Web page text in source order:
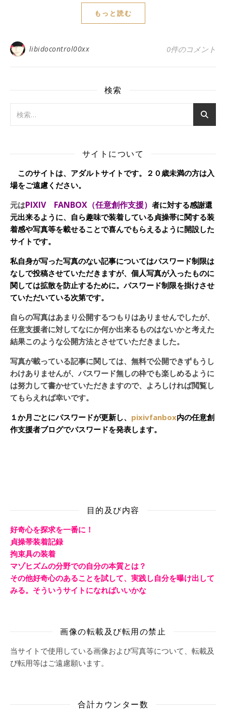
もっと読む
libidocontrol00xx 0件のコメント
検索
サイトについて
このサイトは、アダルトサイトです。２０歳未満の方は入
場をご遠慮ください。
元はPIXIV FANBOX（任意創作支援） 者に対する感謝還
元出来るように、自ら趣味で装着している貞操帯に関する装
着感や写真等を載せることで喜んでもらえるように開設した
サイトです。
私自身が写った写真のない記事についてはパスワード制限は
なしで投稿させていただきますが、個人写真が入ったものに
関しては拡散を防止するために。パスワード制限を掛けさせ
ていただいている次第です。
自らの写真はあまり公開するつもりはありませんでしたが、
任意支援者に対してなにか何か出来るものはないかと考えた
結果このような公開方法とさせていただきました。
写真が載っている記事に関しては、無料で公開できずもうし
わけありませんが、パスワード無しの枠でも楽しめるように
は努力して書かせていただきますので、よろしければ閲覧し
てもらえれば幸いです。
１か月ごとにパスワードが更新し、 pixivfanbox内の任意創
作支援者ブログでパスワードを発表します。
目的及び内容
好奇心を探求を一番に！
貞操帯装着記録
拘束具の装着
マゾヒズムの分野での自分の本質とは？
その他好奇心のあることを試して、実践し自分を曝け出して
みる。そういうサイトになればいいかな
画像の転載及び転用の禁止
当サイトで使用している画像および写真等について、転載及
び転用等はご遠慮願います。
合計カウンター数